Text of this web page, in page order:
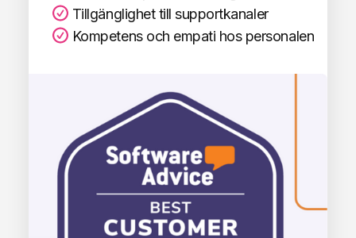
Tillgänglighet till supportkanaler
Kompetens och empati hos personalen